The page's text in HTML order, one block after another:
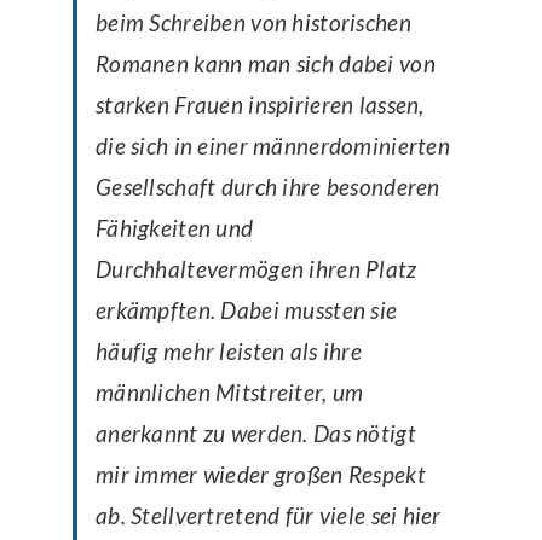
beim Schreiben von historischen
Romanen kann man sich dabei von
starken Frauen inspirieren lassen,
die sich in einer männerdominierten
Gesellschaft durch ihre besonderen
Fähigkeiten und
Durchhaltevermögen ihren Platz
erkämpften. Dabei mussten sie
häufig mehr leisten als ihre
männlichen Mitstreiter, um
anerkannt zu werden. Das nötigt
mir immer wieder großen Respekt
ab. Stellvertretend für viele sei hier